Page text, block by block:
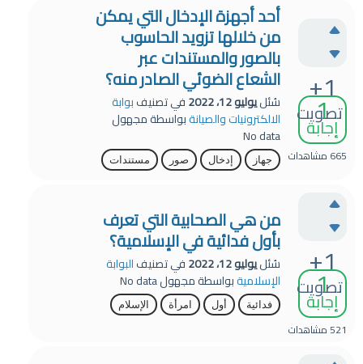
+1
تصويت
1
إجابة
665 مشاهدات
أحد أجهزة الإدخال التي يمكن
من خلالها تزويد الحاسوب
بالصور والمستندات عبر
الشعاع الضوئي الصادر منه؟
سُئليوليو 12، 2022 في تصنيفبوابة
الالكترونيات والصيانةبواسطةمجهول
No data
جهاز إدخال صور مستندات
+1
تصويت
1
إجابة
521مشاهدات
من هي الصحابية التي تعرف
بأول فدائية في الإسلامية؟
سُئليوليو 12، 2022 في تصنيفالبوابة
الإسلاميةبواسطةمجهولNo data
فدائية أول امرأة الإسلام